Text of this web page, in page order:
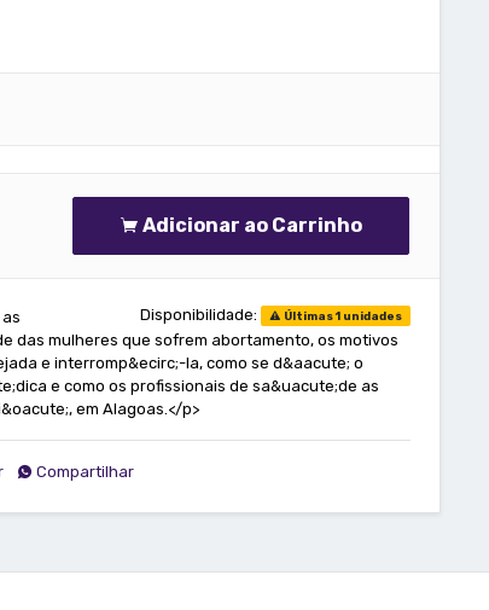
Adicionar ao Carrinho
Disponibilidade: Últimas 1 unidades
das mulheres que sofrem abortamento, os motivos
e interromp&ecirc;-la, como se d&aacute; o
e como os profissionais de sa&uacute;de as
em Alagoas.</p>
Compartilhar